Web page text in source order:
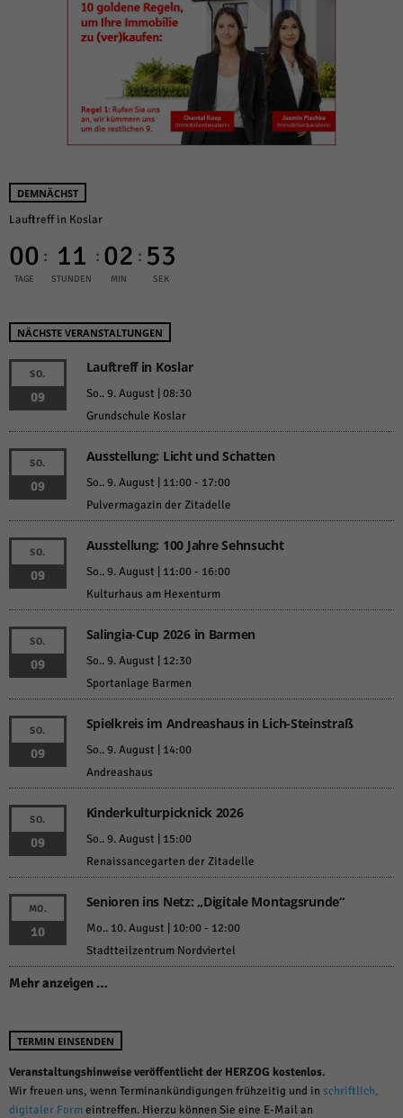
DEMNÄCHST
Lauftreff in Koslar
00
TAGE
: 11
STUNDEN
: 02
MIN
: 53
SEK
NÄCHSTE VERANSTALTUNGEN
SO.
09
Lauftreff in Koslar
So.. 9. August | 08:30
Grundschule Koslar
SO.
09
Ausstellung: Licht und Schatten
So.. 9. August | 11:00- 17:00
Pulvermagazin der Zitadelle
SO.
09
Ausstellung: 100 Jahre Sehnsucht
So.. 9. August | 11:00- 16:00
Kulturhaus am Hexenturm
SO.
09
Salingia-Cup 2026 in Barmen
So.. 9. August | 12:30
Sportanlage Barmen
SO.
09
Spielkreis im Andreashaus in Lich-Steinstraß
So.. 9. August | 14:00
Andreashaus
SO.
09
Kinderkulturpicknick 2026
So.. 9. August | 15:00
Renaissancegarten der Zitadelle
MO.
10
Senioren ins Netz: „Digitale Montagsrunde“
Mo.. 10. August | 10:00- 12:00
Stadtteilzentrum Nordviertel
Mehr anzeigen …
TERMIN EINSENDEN
Veranstaltungshinweise veröffentlicht der HERZOG kostenlos.
Wir freuen uns, wenn Terminankündigungen frühzeitig und in schriftlich,
digitaler Formeintreffen. Hierzu können Sie eine E-Mail an